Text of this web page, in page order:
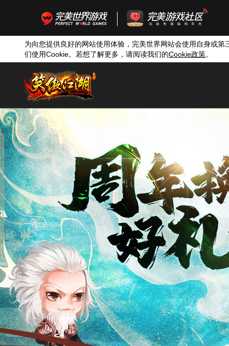
为向您提供良好的网站使用体验，完美世界网站会使用自身或第
们使用Cookie。若想了解更多，请阅读我们的Cookie政策。